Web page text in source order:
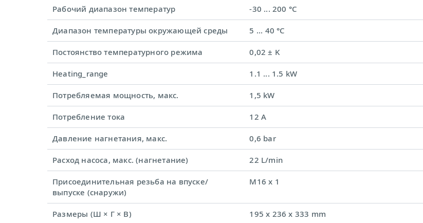
Рабочий диапазон температур -30 ... 200 °C
Диапазон температуры окружающей среды 5 ... 40 °C
Постоянство температурного режима 0,02 ± K
Heating_range 1.1 ... 1.5 kW
Потребляемая мощность, макс. 1,5 kW
Потребление тока 12 A
Давление нагнетания, макс. 0,6 bar
Расход насоса, макс. (нагнетание) 22 L/min
Присоединительная резьба на впуске/
выпуске (снаружи)
M16 x 1
Размеры (Ш × Г × В) 195 x 236 x 333 mm